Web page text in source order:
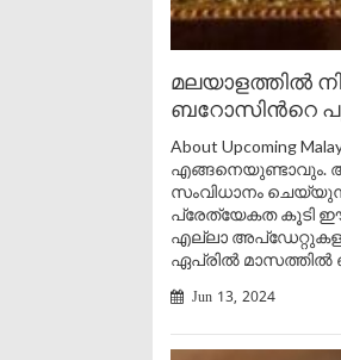
മലയാളത്തിൽ
ബറോസിൻറെ
About Upcoming
എങ്ങനെയുണ്ടാവും.
സംവിധാനം
പ്രേത്യേകത കൂടി
എല്ലാ
ഏപ്രിൽ മാസത്തിൽ
Jun 13, 2024